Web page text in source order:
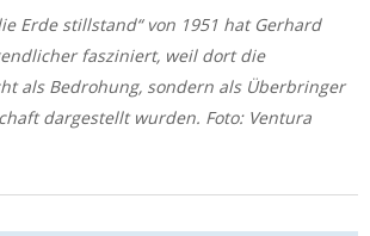
Erde stillstand“ von 1951 hat Gerhard
fasziniert, weil dort die
als Bedrohung, sondern als Überbringer
dargestellt wurden. Foto: Ventura